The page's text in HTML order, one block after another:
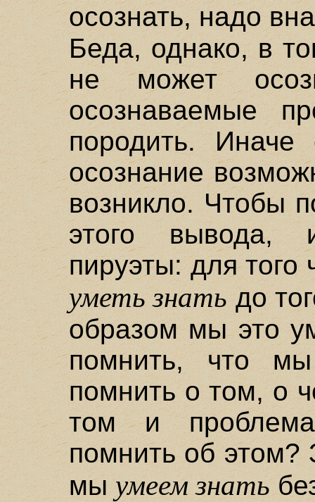
осознать, надо
Беда, однако, в
не может
осознаваемые
породить. Иначе
осознание
возникло. Чтобы
этого вывода,
пируэты: для того
уметь знатьдо
образом мы это
помнить, что
помнить о том, о
том и
помнить об этом?
мы умеем знать